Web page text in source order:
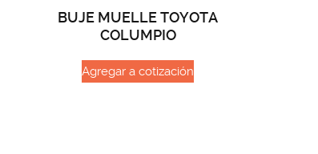
BUJE MUELLE TOYOTA
COLUMPIO
Agregar a cotización